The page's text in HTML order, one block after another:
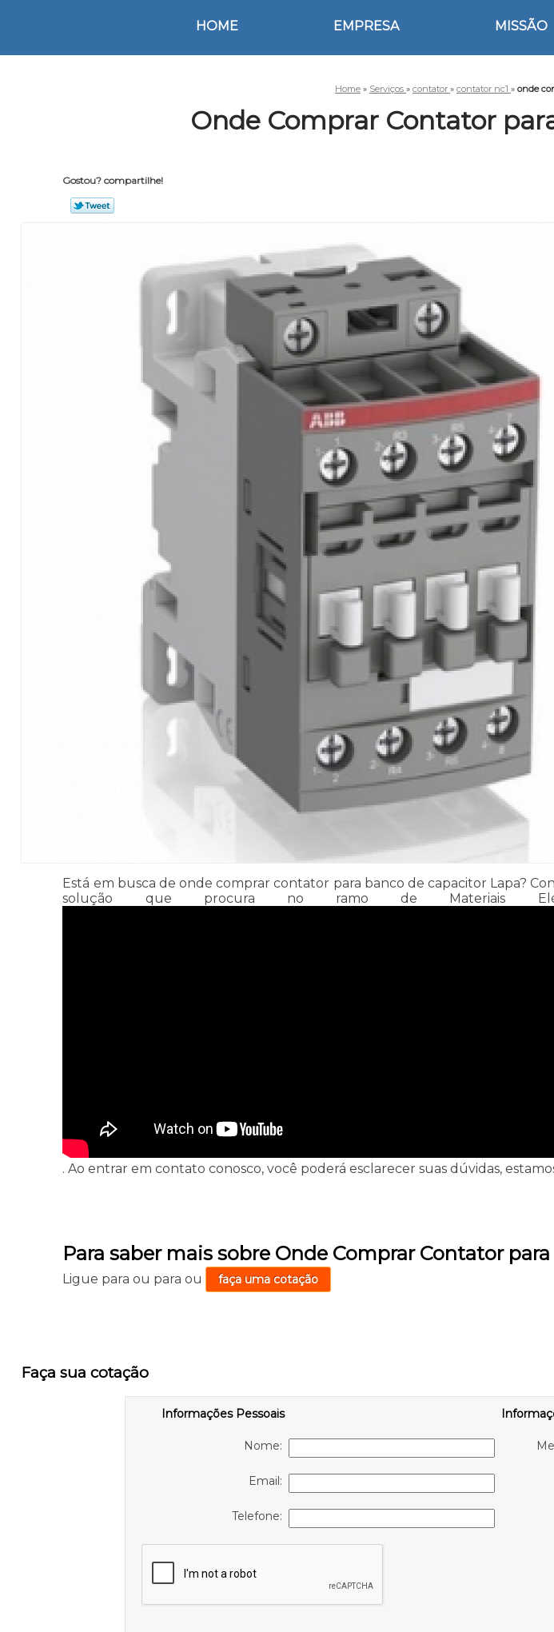
HOME EMPRESA MISSÃO
Home » Serviços » contator » contator nc1 » onde
Onde Comprar Contator
Gostou? compartilhe!
Está em busca de onde comprar contator para banco de capacitor Lapa?
solução que procura no ramo de Materiais
. Ao entrar em contato conosco, você poderá esclarecer suas dúvidas,
Para saber mais sobre Onde Comprar Contator
Ligue paraou paraou faça uma cotação
Faça sua cotação
Informações Pessoais
Nome:
Email:
Telefone: